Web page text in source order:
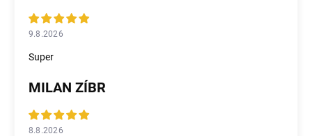
9.8.2026
Super
MILAN ZÍBR
8.8.2026